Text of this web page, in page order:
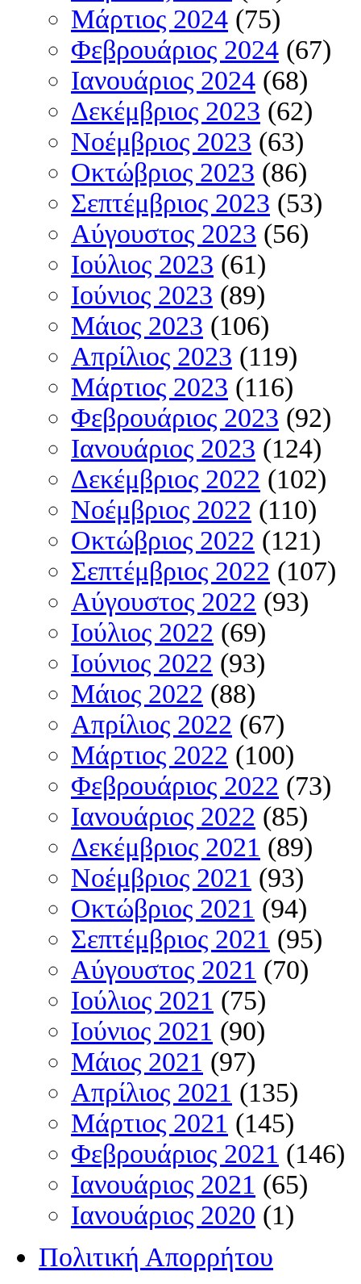
Μάρτιος 2024 (75)
Φεβρουάριος 2024 (67)
Ιανουάριος 2024 (68)
Δεκέμβριος 2023 (62)
Νοέμβριος 2023 (63)
Οκτώβριος 2023 (86)
Σεπτέμβριος 2023 (53)
Αύγουστος 2023 (56)
Ιούλιος 2023 (61)
Ιούνιος 2023 (89)
Μάιος 2023 (106)
Απρίλιος 2023 (119)
Μάρτιος 2023 (116)
Φεβρουάριος 2023 (92)
Ιανουάριος 2023 (124)
Δεκέμβριος 2022 (102)
Νοέμβριος 2022 (110)
Οκτώβριος 2022 (121)
Σεπτέμβριος 2022 (107)
Αύγουστος 2022 (93)
Ιούλιος 2022 (69)
Ιούνιος 2022 (93)
Μάιος 2022 (88)
Απρίλιος 2022 (67)
Μάρτιος 2022 (100)
Φεβρουάριος 2022 (73)
Ιανουάριος 2022 (85)
Δεκέμβριος 2021 (89)
Νοέμβριος 2021 (93)
Οκτώβριος 2021 (94)
Σεπτέμβριος 2021 (95)
Αύγουστος 2021 (70)
Ιούλιος 2021 (75)
Ιούνιος 2021 (90)
Μάιος 2021 (97)
Απρίλιος 2021 (135)
Μάρτιος 2021 (145)
Φεβρουάριος 2021 (146)
Ιανουάριος 2021 (65)
Ιανουάριος 2020 (1)
Πολιτική Απορρήτου